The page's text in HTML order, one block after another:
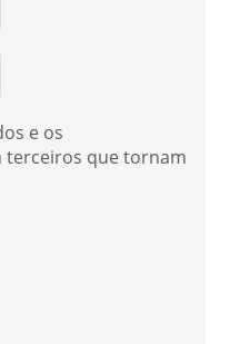
e os
terceiros que tornam